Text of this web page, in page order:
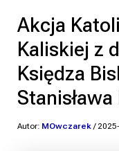
Akcja
Kaliskiej z
Księdza
Stanisława
Autor: MOwczarek/